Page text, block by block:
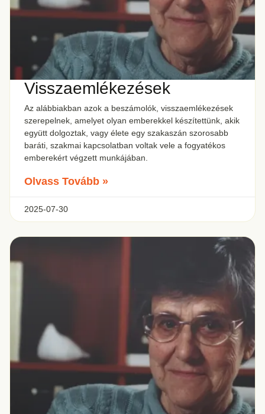
Visszaemlékezések
Az alábbiakban azok a beszámolók, visszaemlékezések
szerepelnek, amelyet olyan emberekkel készítettünk, akik
együtt dolgoztak, vagy élete egy szakaszán szorosabb
baráti, szakmai kapcsolatban voltak vele a fogyatékos
emberekért végzett munkájában.
Olvass Tovább »
2025-07-30